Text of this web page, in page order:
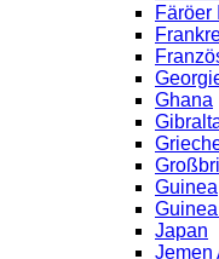
Färöer
Ghana
Guinea
Japan
Jemen